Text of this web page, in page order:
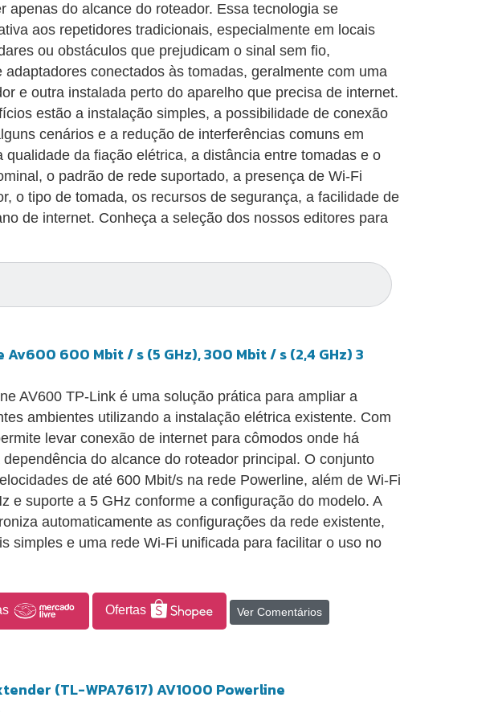
apenas do alcance do roteador. Essa tecnologia se
aos repetidores tradicionais, especialmente em locais
ou obstáculos que prejudicam o sinal sem fio,
adaptadores conectados às tomadas, geralmente com uma
e outra instalada perto do aparelho que precisa de internet.
estão a instalação simples, a possibilidade de conexão
cenários e a redução de interferências comuns em
da fiação elétrica, a distância entre tomadas e o
o padrão de rede suportado, a presença de Wi-Fi
o tipo de tomada, os recursos de segurança, a facilidade de
de internet. Conheça a seleção dos nossos editores para
600 Mbit / s (5 GHz), 300 Mbit / s (2,4 GHz) 3
AV600 TP-Link é uma solução prática para ampliar a
ambientes utilizando a instalação elétrica existente. Com
levar conexão de internet para cômodos onde há
do alcance do roteador principal. O conjunto
de até 600 Mbit/s na rede Powerline, além de Wi-Fi
e suporte a 5 GHz conforme a configuração do modelo. A
automaticamente as configurações da rede existente,
simples e uma rede Wi-Fi unificada para facilitar o uso no
Ofertas Ver Comentários
(TL-WPA7617) AV1000 Powerline